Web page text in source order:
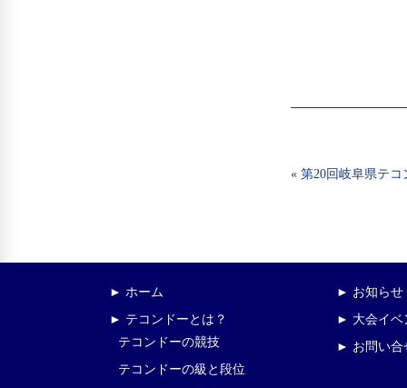
« 第20回岐阜県テ
► ホーム
► テコンドーとは？
テコンドーの競技
テコンドーの級と段位
► お知らせ
► 大会イベ
► お問い合